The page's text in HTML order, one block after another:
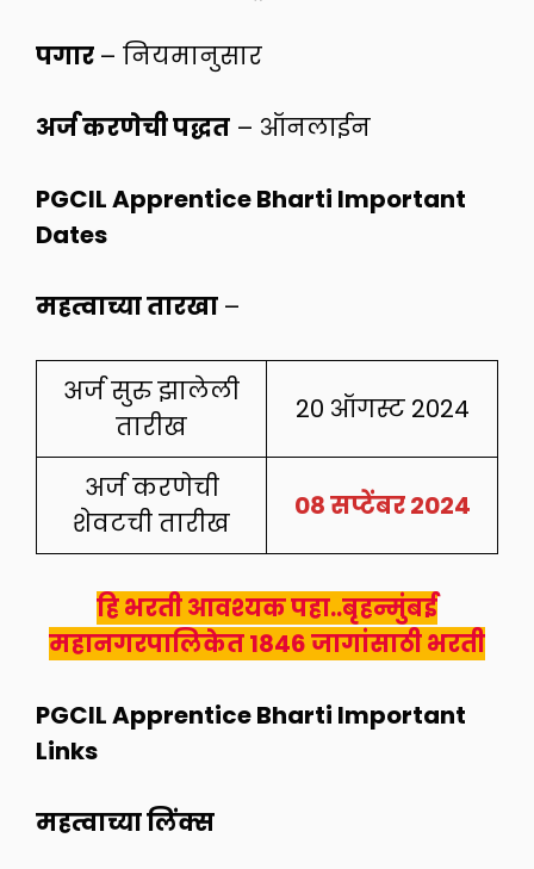
पगार – नियमानुसार
अर्ज करणेची पद्धत – ऑनलाईन
PGCIL Apprentice Bharti Important
Dates
महत्वाच्या तारखा –
अर्ज सुरु झालेली
तारीख
20 ऑगस्ट 2024
अर्ज करणेची
शेवटची तारीख
08 सप्टेंबर 2024
हि भरती आवश्यक पहा..बृहन्मुंबई
महानगरपालिकेत 1846 जागांसाठी भरती
PGCIL Apprentice Bharti Important
Links
महत्वाच्या लिंक्स